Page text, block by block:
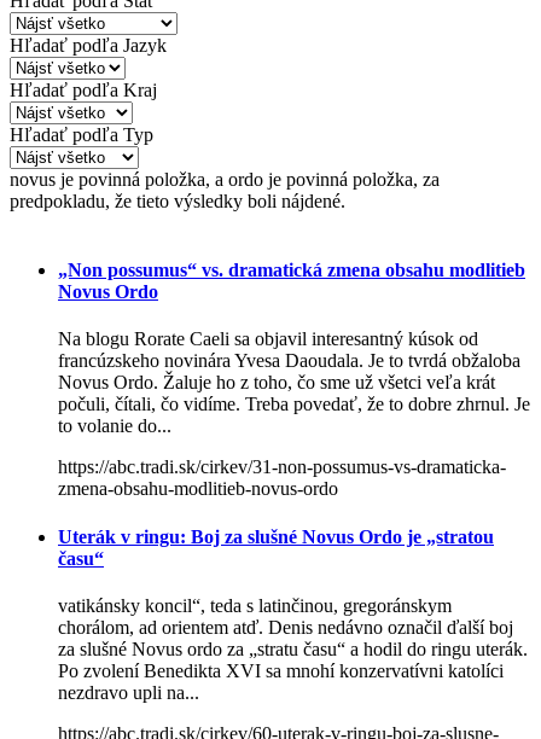
Hľadať podľa Jazyk
Hľadať podľa Kraj
Hľadať podľa Typ
novus je povinná položka, a ordo je povinná položka, za
predpokladu, že tieto výsledky boli nájdené.
„Non possumus“ vs. dramatická zmena obsahu modlitieb
Novus Ordo
Na blogu Rorate Caeli sa objavil interesantný kúsok od
francúzskeho novinára Yvesa Daoudala. Je to tvrdá obžaloba
Novus Ordo. Žaluje ho z toho, čo sme už všetci veľa krát
počuli, čítali, čo vidíme. Treba povedať, že to dobre zhrnul. Je
to volanie do...
https://abc.tradi.sk/cirkev/31-non-possumus-vs-dramaticka-
zmena-obsahu-modlitieb-novus-ordo
Uterák v ringu: Boj za slušné Novus Ordo je „stratou
času“
vatikánsky koncil“, teda s latinčinou, gregoránskym
chorálom, ad orientem atď. Denis nedávno označil ďalší boj
za slušné Novus ordo za „stratu času“ a hodil do ringu uterák.
Po zvolení Benedikta XVI sa mnohí konzervatívni katolíci
nezdravo upli na...
https://abc.tradi.sk/cirkev/60-uterak-v-ringu-boj-za-slusne-